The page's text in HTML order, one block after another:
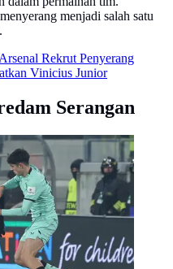
menjadi salah satu
Rekrut Penyerang
Vinicius Junior
Serangan